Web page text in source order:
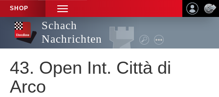
SHOP
TOGGLE
NAVIGATION
Schach
Nachrichten
43. Open Int. Città di
Arco